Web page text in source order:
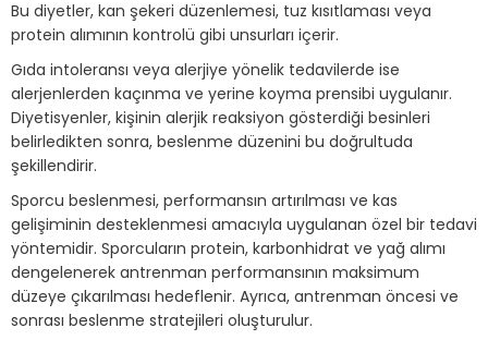
Bu diyetler, kan şekeri düzenlemesi, tuz kısıtlaması veya
protein alımının kontrolü gibi unsurları içerir.
Gıda intoleransı veya alerjiye yönelik tedavilerde ise
alerjenlerden kaçınma ve yerine koyma prensibi uygulanır.
Diyetisyenler, kişinin alerjik reaksiyon gösterdiği besinleri
belirledikten sonra, beslenme düzenini bu doğrultuda
şekillendirir.
Sporcu beslenmesi, performansın artırılması ve kas
gelişiminin desteklenmesi amacıyla uygulanan özel bir tedavi
yöntemidir. Sporcuların protein, karbonhidrat ve yağ alımı
dengelenerek antrenman performansının maksimum
düzeye çıkarılması hedeflenir. Ayrıca, antrenman öncesi ve
sonrası beslenme stratejileri oluşturulur.